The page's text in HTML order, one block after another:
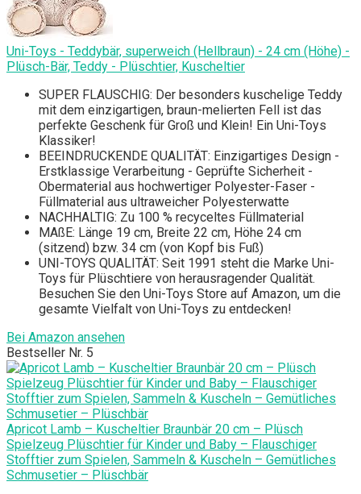
Uni-Toys - Teddybär, superweich (Hellbraun) - 24 cm (Höhe) -
Plüsch-Bär, Teddy - Plüschtier, Kuscheltier
SUPER FLAUSCHIG: Der besonders kuschelige Teddy
mit dem einzigartigen, braun-melierten Fell ist das
perfekte Geschenk für Groß und Klein! Ein Uni-Toys
Klassiker!
BEEINDRUCKENDE QUALITÄT: Einzigartiges Design -
Erstklassige Verarbeitung - Geprüfte Sicherheit -
Obermaterial aus hochwertiger Polyester-Faser -
Füllmaterial aus ultraweicher Polyesterwatte
NACHHALTIG: Zu 100 % recyceltes Füllmaterial
MAßE: Länge 19 cm, Breite 22 cm, Höhe 24 cm
(sitzend) bzw. 34 cm (von Kopf bis Fuß)
UNI-TOYS QUALITÄT: Seit 1991 steht die Marke Uni-
Toys für Plüschtiere von herausragender Qualität.
Besuchen Sie den Uni-Toys Store auf Amazon, um die
gesamte Vielfalt von Uni-Toys zu entdecken!
Bei Amazon ansehen
Bestseller Nr. 5
Apricot Lamb – Kuscheltier Braunbär 20 cm – Plüsch
Spielzeug Plüschtier für Kinder und Baby – Flauschiger
Stofftier zum Spielen, Sammeln & Kuscheln – Gemütliches
Schmusetier – Plüschbär